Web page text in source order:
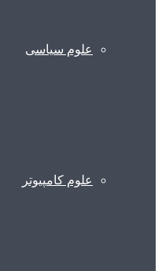
علوم سیاسی
علوم کامپیوتر